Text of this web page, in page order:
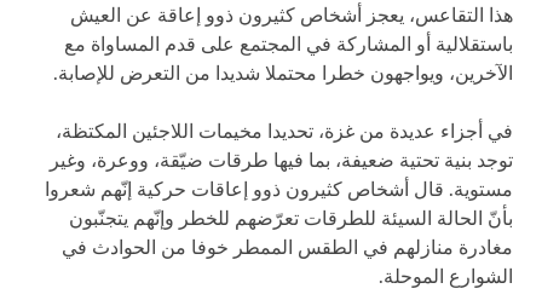
هذا التقاعس، يعجز أشخاص كثيرون ذوو إعاقة عن العيش
باستقلالية أو المشاركة في المجتمع على قدم المساواة مع
الآخرين، ويواجهون خطرا محتملا شديدا من التعرض للإصابة.
في أجزاء عديدة من غزة، تحديدا مخيمات اللاجئين المكتظة،
توجد بنية تحتية ضعيفة، بما فيها طرقات ضيّقة، ووعرة، وغير
مستوية. قال أشخاص كثيرون ذوو إعاقات حركية إنّهم شعروا
بأنّ الحالة السيئة للطرقات تعرّضهم للخطر وإنّهم يتجنّبون
مغادرة منازلهم في الطقس الممطر خوفا من الحوادث في
الشوارع الموحلة.